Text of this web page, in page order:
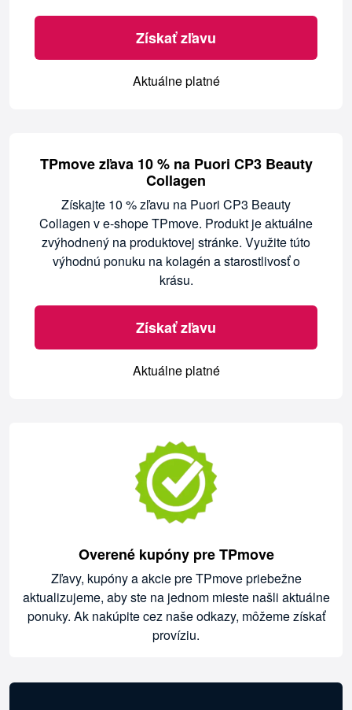
Získať zľavu
Aktuálne platné
TPmove zľava 10 % na Puori CP3 Beauty
Collagen
Získajte 10 % zľavu na Puori CP3 Beauty
Collagen v e-shope TPmove. Produkt je aktuálne
zvýhodnený na produktovej stránke. Využite túto
výhodnú ponuku na kolagén a starostlivosť o
krásu.
Získať zľavu
Aktuálne platné
Overené kupóny pre TPmove
Zľavy, kupóny a akcie pre TPmove priebežne
aktualizujeme, aby ste na jednom mieste našli aktuálne
ponuky. Ak nakúpite cez naše odkazy, môžeme získať
províziu.